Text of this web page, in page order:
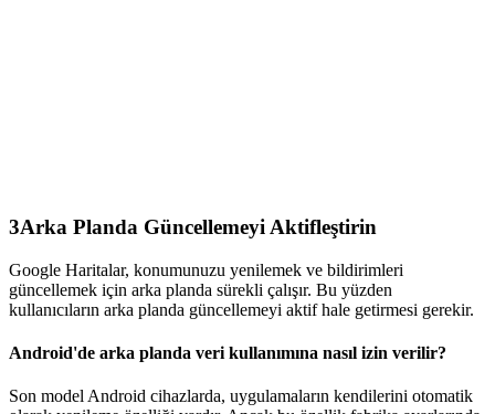
3Arka Planda Güncellemeyi Aktifleştirin
Google Haritalar, konumunuzu yenilemek ve bildirimleri
güncellemek için arka planda sürekli çalışır. Bu yüzden
kullanıcıların arka planda güncellemeyi aktif hale getirmesi gerekir.
Android'de arka planda veri kullanımına nasıl izin verilir?
Son model Android cihazlarda, uygulamaların kendilerini otomatik